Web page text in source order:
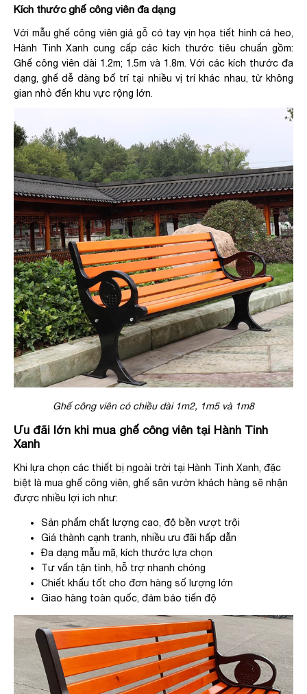
Kích thước ghế công viên đa dạng
Với mẫu ghế công viên giả gỗ có tay vịn họa tiết hình cá heo,
Hành Tinh Xanh cung cấp các kích thước tiêu chuẩn gồm:
Ghế công viên dài 1.2m; 1.5m và 1.8m. Với các kích thước đa
dạng, ghế dễ dàng bố trí tại nhiều vị trí khác nhau, từ không
gian nhỏ đến khu vực rộng lớn.
Ghế công viên có chiều dài 1m2, 1m5 và 1m8
Ưu đãi lớn khi mua ghế công viên tại Hành Tinh
Xanh
Khi lựa chọn các thiết bị ngoài trời tại Hành Tinh Xanh, đặc
biệt là mua ghế công viên, ghế sân vườn khách hàng sẽ nhận
được nhiều lợi ích như:
Sản phẩm chất lượng cao, độ bền vượt trội
Giá thành cạnh tranh, nhiều ưu đãi hấp dẫn
Đa dạng mẫu mã, kích thước lựa chọn
Tư vấn tận tình, hỗ trợ nhanh chóng
Chiết khấu tốt cho đơn hàng số lượng lớn
Giao hàng toàn quốc, đảm bảo tiến độ